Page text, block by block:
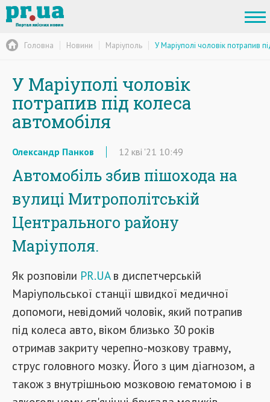
Головна Новини Маріуполь У Маріуполі чоловік потрапив
У Маріуполі чоловік
потрапив під колеса
автомобіля
Олександр Панков 12 кві '21 10:49
Автомобіль збив пішохода на
вулиці Митрополітській
Центрального району
Маріуполя.
Як розповіли PR.UAв диспетчерській
Маріупольської станції швидкої медичної
допомоги, невідомий чоловік, який потрапив
під колеса авто, віком близько 30 років
отримав закриту черепно-мозкову травму,
струс головного мозку. Його з цим діагнозом, а
також з внутрішньою мозковою гематомою і в